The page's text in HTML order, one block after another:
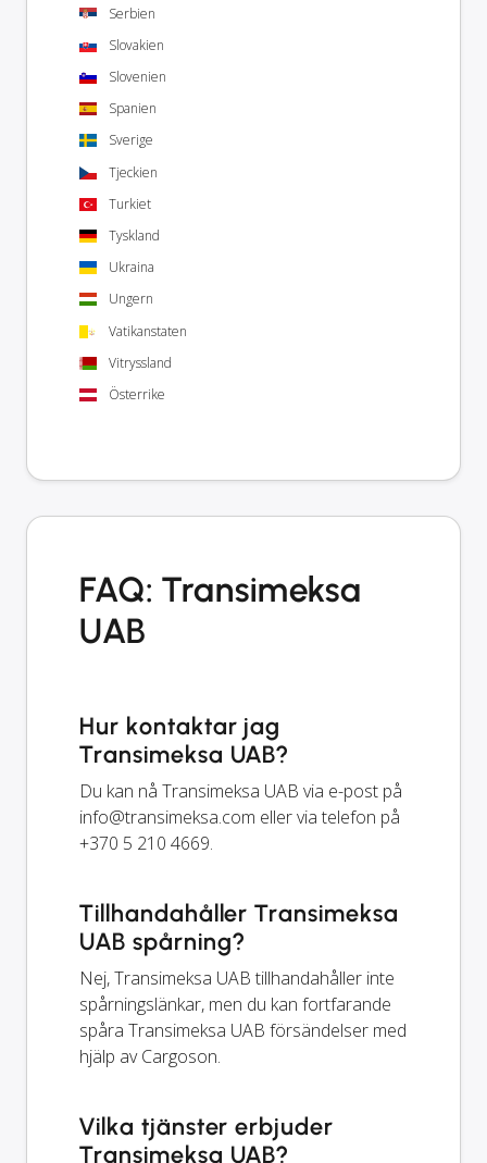
Serbien
Slovakien
Slovenien
Spanien
Sverige
Tjeckien
Turkiet
Tyskland
Ukraina
Ungern
Vatikanstaten
Vitryssland
Österrike
FAQ: Transimeksa
UAB
Hur kontaktar jag
Transimeksa UAB?
Du kan nå Transimeksa UAB via e-post på
info@transimeksa.com eller via telefon på
+370 5 210 4669.
Tillhandahåller Transimeksa
UAB spårning?
Nej, Transimeksa UAB tillhandahåller inte
spårningslänkar, men du kan fortfarande
spåra Transimeksa UAB försändelser med
hjälp av Cargoson.
Vilka tjänster erbjuder
Transimeksa UAB?